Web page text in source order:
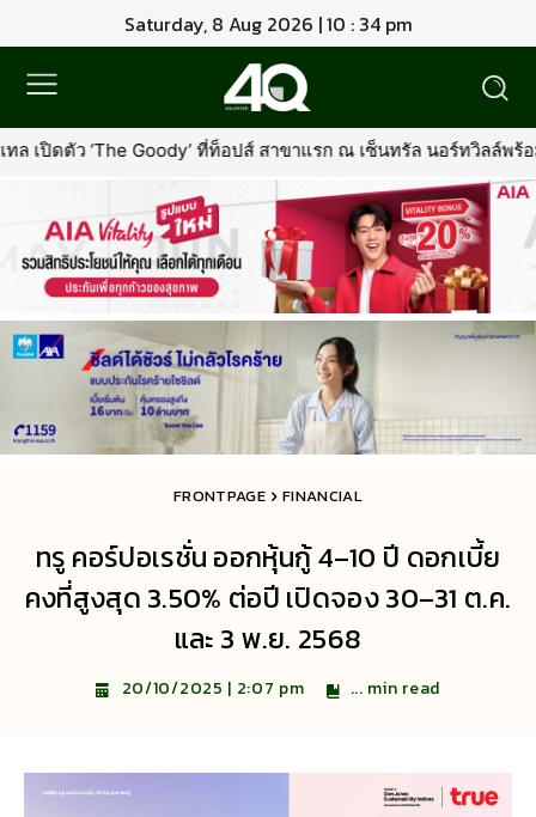
Saturday, 8 Aug 2026 | 10 : 35 pm
ส์ สาขาแรก ณ เซ็นทรัล นอร์ทวิลล์พร้อมรุกตลาด Premium Pet
FRONTPAGE FINANCIAL
ทรู คอร์ปอเรชั่น ออกหุ้นกู้ 4–10 ปี ดอกเบี้ย
คงที่สูงสุด 3.50% ต่อปี เปิดจอง 30–31 ต.ค.
และ 3 พ.ย. 2568
20/10/2025 | 2:07 pm ... min read